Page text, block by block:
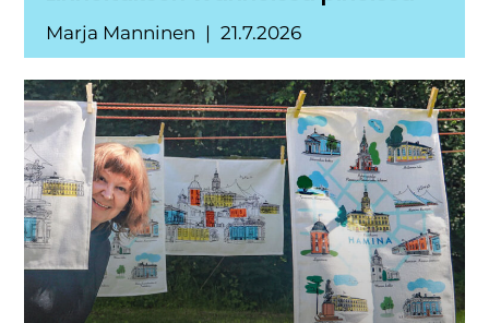
Marja Manninen 21.7.2026